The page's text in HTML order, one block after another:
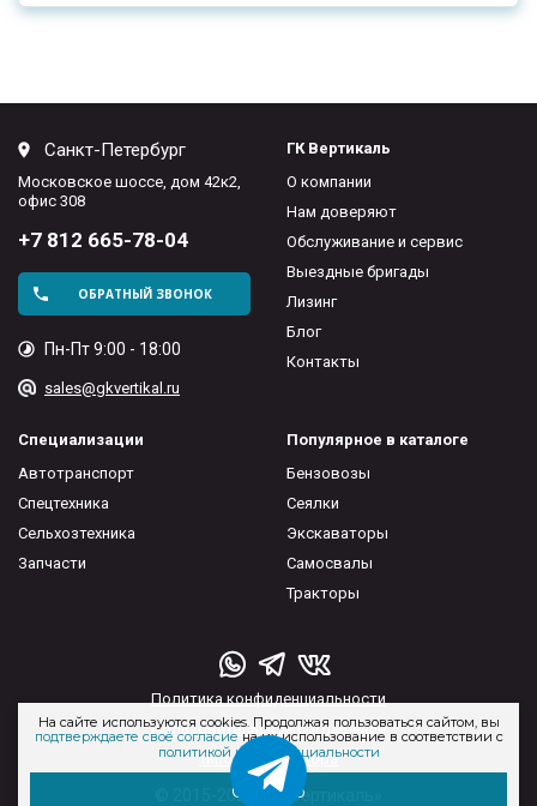
Санкт-Петербург
Московское шоссе, дом 42к2,
офис 308
+7 812 665-78-04
ОБРАТНЫЙ ЗВОНОК
Пн-Пт 9:00 - 18:00
sales@gkvertikal.ru
ГК Вертикаль
О компании
Нам доверяют
Обслуживание и сервис
Выездные бригады
Лизинг
Блог
Контакты
Специализации
Автотранспорт
Спецтехника
Сельхозтехника
Запчасти
Популярное в каталоге
Бензовозы
Сеялки
Экскаваторы
Самосвалы
Тракторы
Политика конфиденциальности
Пользовательское соглашение
Типовые договора
© 2015-2026 ГК «Вертикаль»
На сайте используются cookies. Продолжая пользоваться сайтом, вы
подтверждаете своё согласие на их использование в соответствии с
политикой конфиденциальности
Отлично